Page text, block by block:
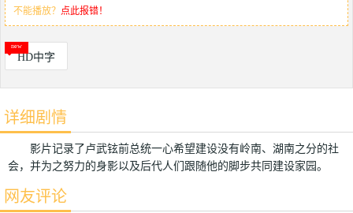
不能播放？ 点此报错！
HD中字
详细剧情
影片记录了卢武铉前总统一心希望建设没有岭南、湖南之分的社
会，并为之努力的身影以及后代人们跟随他的脚步共同建设家园。
网友评论